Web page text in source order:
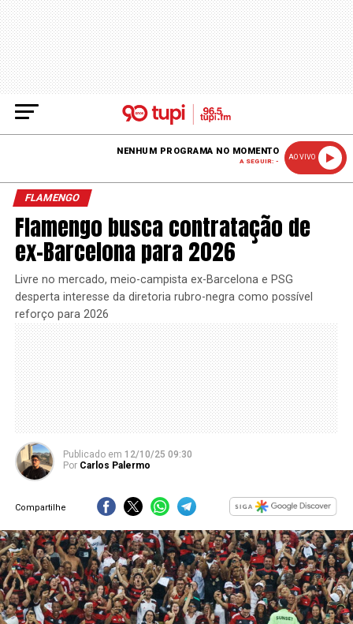
NENHUM PROGRAMA NO MOMENTO
A SEGUIR: -
AO VIVO
FLAMENGO
Flamengo busca contratação de
ex-Barcelona para 2026
Livre no mercado, meio-campista ex-Barcelona e PSG
desperta interesse da diretoria rubro-negra como possível
reforço para 2026
Publicado em 12/10/25 09:30
Por Carlos Palermo
Compartilhe